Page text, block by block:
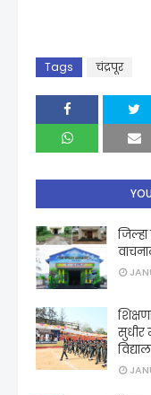
Tags चंद्रपूर
सुधीर